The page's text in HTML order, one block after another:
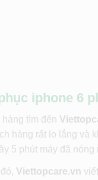
iphone 6
tìm đến
hàng rất lo lắng
5 phút máy đã
Viettopcare.vn